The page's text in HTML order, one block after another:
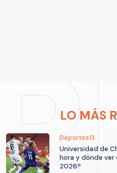
LO MÁS
Deportes13
Universidad de
hora y dónde ver
2026?